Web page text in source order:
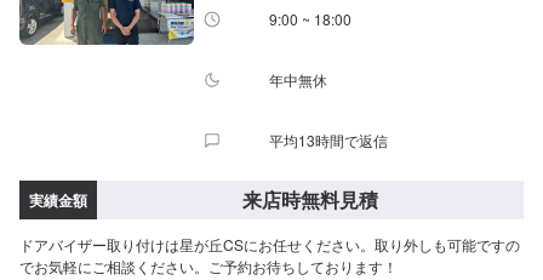
9:00 ~ 18:00
年中無休
平均13時間で返信
実績金額 来店時無料見積
ドアバイザー取り付けは星が丘CSにお任せください。取り外しも可能ですの
でお気軽にご相談ください。ご予約お待ちしております！